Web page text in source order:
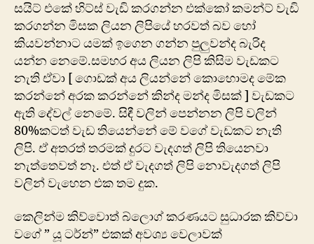
සයිට් එකේ හිට්ස් වැඩි කරගන්න එක්කෝ කමන්ට් වැඩි
කරගන්න මිසක ලියන ලිපියේ හරවත් බව හෝ
කියවන්නාට යමක් ඉගෙන ගන්න පුලුවන්ද බැරිද
යන්න නෙමේ.සමහර අය ලියන ලිපි කිසිම වැඩකට
නැති ඒවා [ ගොඩක් අය ලියන්නේ කොහොමද මේක
කරන්නේ අරක කරන්නේ කින්ද මන්ද මිසක් ] වැඩකට
ඇති දේවල් නෙමේ. සිඳී වලින් පෙන්නන ලිපි වලින්
80%කටත් වැඩ තියෙන්නේ මේ වගේ වැඩකට නැති
ලිපි. ඒ අතරත් තරමක් දුරට වැදගත් ලිපි තියෙනවා
නැත්තෙවත් නෑ. එත් ඒ වැදගත් ලිපි නොවැදගත් ලිපි
වලින් වැහෙන එක තම දුක.
කෙලින්ම කිව්වොත් බ්ලොග් කරණයට සුධාරක කිව්වා
වගේ ” යූ ටර්න්” එකක් අවශ්‍ය වෙලාවක්